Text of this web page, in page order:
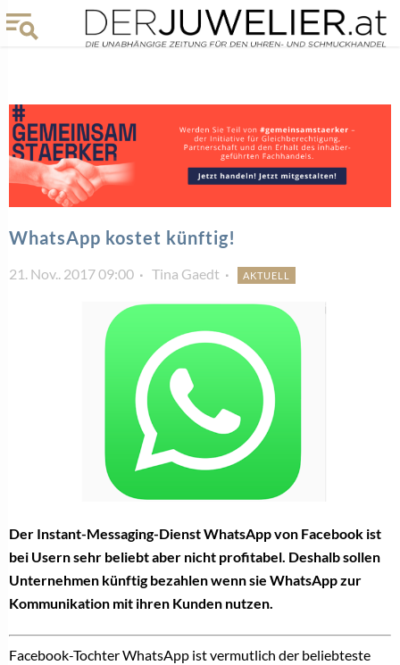
WhatsApp kostet künftig!
21. Nov.. 2017 09:00 Tina Gaedt AKTUELL
Der Instant-Messaging-Dienst WhatsApp von Facebook ist
bei Usern sehr beliebt aber nicht profitabel. Deshalb sollen
Unternehmen künftig bezahlen wenn sie WhatsApp zur
Kommunikation mit ihren Kunden nutzen.
Facebook-Tochter WhatsApp ist vermutlich der beliebteste